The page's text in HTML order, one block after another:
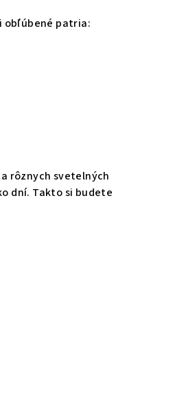
obľúbené patria:
rôznych svetelných
dní. Takto si budete